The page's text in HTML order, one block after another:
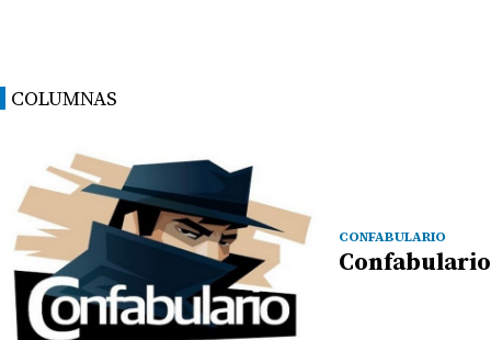
COLUMNAS
CONFABULARIO
Confabulario